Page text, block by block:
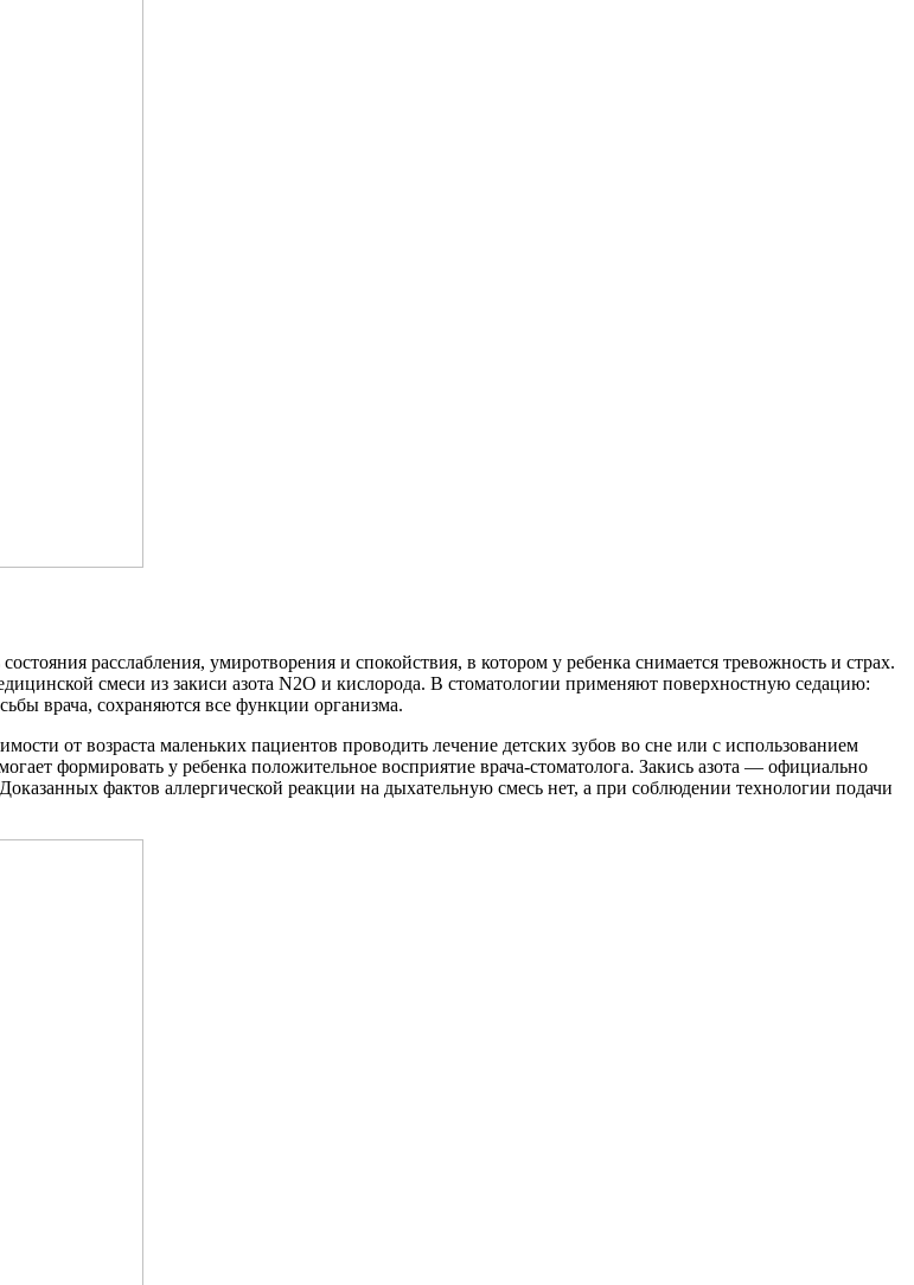
расслабления, умиротворения и спокойствия, в котором у ребенка снимается тревожность и страх.
смеси из закиси азота N2O и кислорода. В стоматологии применяют поверхностную седацию:
врача, сохраняются все функции организма.
от возраста маленьких пациентов проводить лечение детских зубов во сне или с использованием
формировать у ребенка положительное восприятие врача-стоматолога. Закись азота — официально
фактов аллергической реакции на дыхательную смесь нет, а при соблюдении технологии подачи